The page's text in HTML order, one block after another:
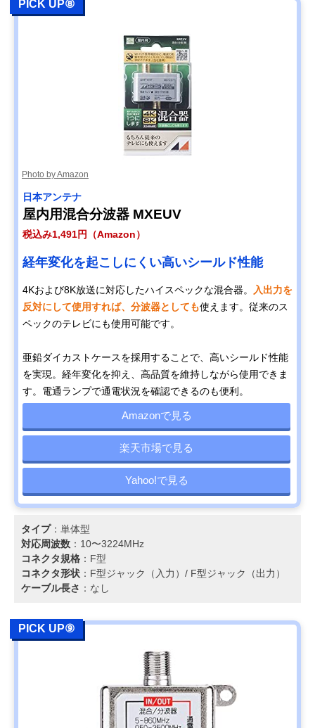
PICK UP⑧
Photo by Amazon
日本アンテナ
屋内用混合分波器 MXEUV
税込み1,491円（Amazon）
経年変化を起こしにくい高いシールド性能
4Kおよび8K放送に対応したハイスペックな混合器。
入出力を
反対にして使用すれば、分波器としても使えます。従来のス
ペックのテレビにも使用可能です。
亜鉛ダイカストケースを採用することで、高いシールド性能
を実現。経年変化を抑え、高品質を維持しながら使用できま
す。電通ランプで通電状況を確認できるのも便利。
Amazonで見る
楽天市場で見る
Yahoo!で見る
タイプ：単体型
対応周波数 ：10〜3224MHz
コネクタ規格 ：F型
コネクタ形状 ：F型ジャック（入力）/ F型ジャック（出力）
ケーブル長さ ：なし
PICK UP⑨